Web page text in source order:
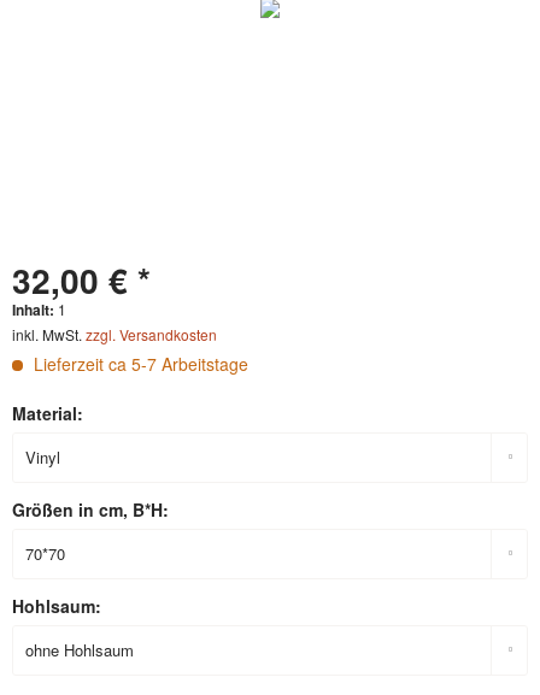
32,00 € *
Inhalt: 1
inkl. MwSt. zzgl. Versandkosten
Lieferzeit ca 5-7 Arbeitstage
Material:
Größen in cm, B*H:
Hohlsaum: